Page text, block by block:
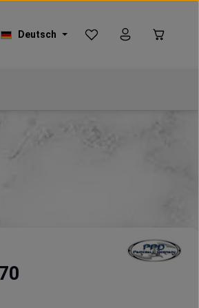
Deutsch
Du hast 0 Produkte